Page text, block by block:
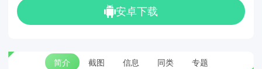
安卓下载
简介 截图 信息 同类 专题